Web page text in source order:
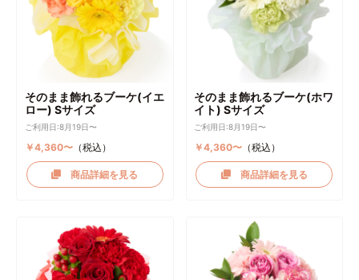
そのまま飾れるブーケ(イエ
ロー) Sサイズ
ご利用日:8月19日〜
￥4,360〜（税込）
商品詳細を見る
そのまま飾れるブーケ(ホワ
イト) Sサイズ
ご利用日:8月19日〜
￥4,360〜 （税込）
商品詳細を見る